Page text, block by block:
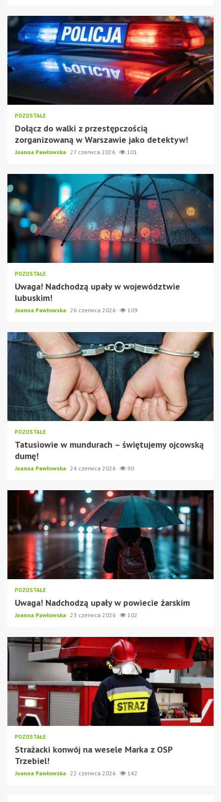
POZOSTAŁE
Dołącz do walki z przestępczością
zorganizowaną w Warszawie jako detektyw!
Joanna Pawłowska 27 czerwca 2026 101
POZOSTAŁE
Uwaga! Nadchodzą upały w województwie
lubuskim!
Joanna Pawłowska 26 czerwca 2026 109
POZOSTAŁE
Tatusiowie w mundurach – świętujemy ojcowską
dumę!
Joanna Pawłowska 24 czerwca 2026 90
POZOSTAŁE
Uwaga! Nadchodzą upały w powiecie żarskim
Joanna Pawłowska 23 czerwca 2026 102
POZOSTAŁE
Strażacki konwój na wesele Marka z OSP
Trzebiel!
Joanna Pawłowska 22 czerwca 2026 142